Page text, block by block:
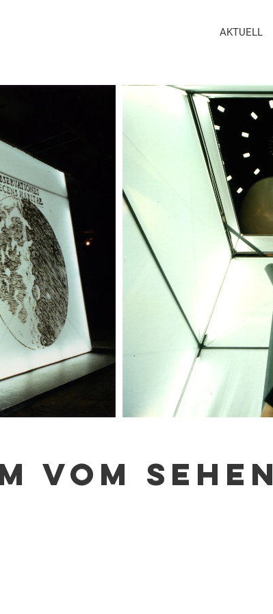
AKTUELL
VOM SEHEN